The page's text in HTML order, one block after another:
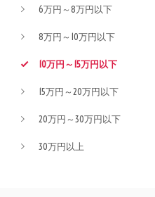
6万円～8万円以下
8万円～10万円以下
10万円～15万円以下
15万円～20万円以下
20万円～30万円以下
30万円以上